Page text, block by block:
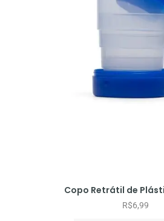
Copo Retrátil de
R$6,99